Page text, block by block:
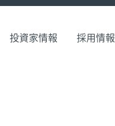
投資家情報 採用情報